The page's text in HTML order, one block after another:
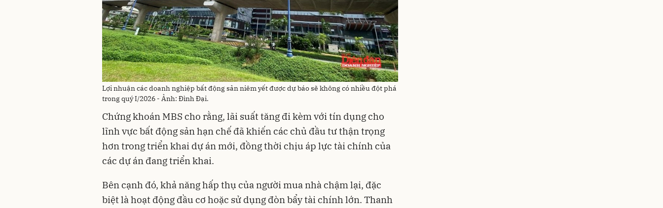
Lợi nhuận các doanh nghiệp bất động sản niêm yết được dự báo sẽ không có nhiều đột phá
trong quý I/2026 - Ảnh: Đình Đại.
Chứng khoán MBS cho rằng, lãi suất tăng đi kèm với tín dụng cho
lĩnh vực bất động sản hạn chế đã khiến các chủ đầu tư thận trọng
hơn trong triển khai dự án mới, đồng thời chịu áp lực tài chính của
các dự án đang triển khai.
Bên cạnh đó, khả năng hấp thụ của người mua nhà chậm lại, đặc
biệt là hoạt động đầu cơ hoặc sử dụng đòn bẩy tài chính lớn. Thanh